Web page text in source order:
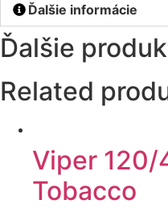
Ďalšie informácie
Ďalšie
Related
Viper 120/
Tobacco